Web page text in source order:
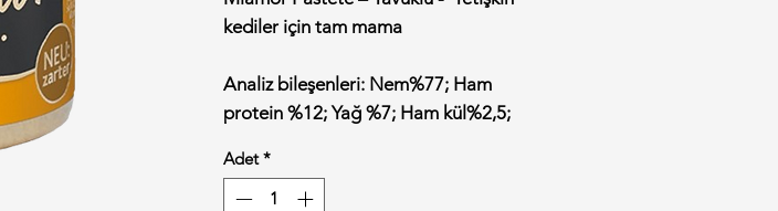
kediler için tam mama
Analiz bileşenleri: Nem%77; Ham
protein %12; Yağ %7; Ham kül%2,5;
Besin katkıları (1 kg’da):
Adet *